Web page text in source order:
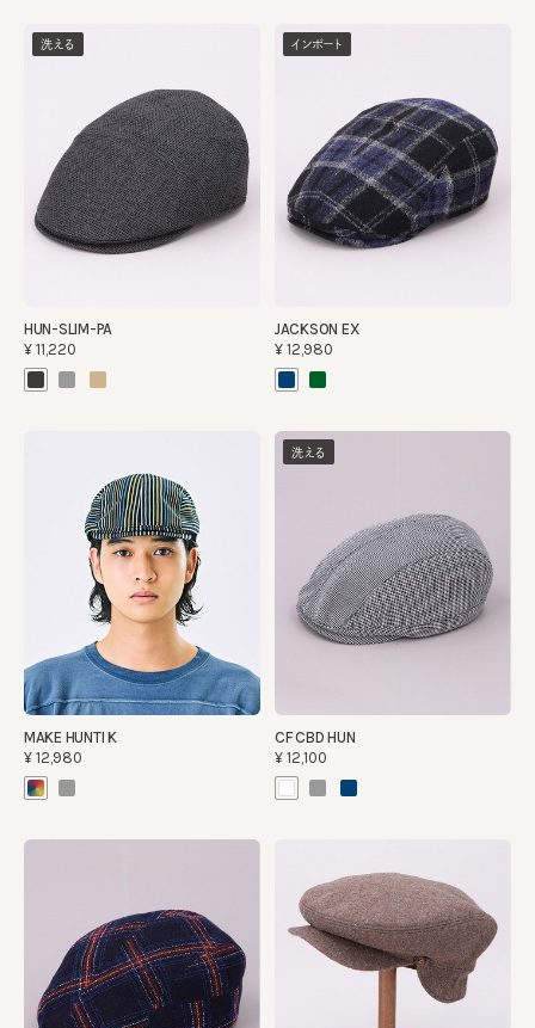
洗える
HUN-SLIM-PA
¥11,220
インポート
JACKSON EX
¥12,980
MAKE HUNTI K
¥12,980
洗える
CF CBD HUN
¥12,100